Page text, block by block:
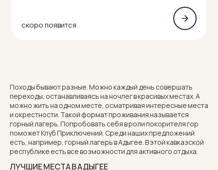
скоро появится
Походы бывают разные. Можно каждый день совершать
переходы, останавливаясь на ночлег в красивых местах. А
можно жить на одном месте, осматривая интересные места
и окрестности. Такой формат проживания называется
горный лагерь. Попробовать себя в роли покорителя гор
поможет Клуб Приключений. Среди наших предложений
есть, например, горный лагерь в Адыгее. В этой кавказской
республике есть все возможности для активного отдыха.
ЛУЧШИЕ МЕСТА В АДЫГЕЕ